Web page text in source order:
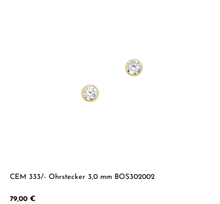
CEM 333/- Ohrstecker 3,0 mm BOS302002
Regulärer Preis:
79,00 €